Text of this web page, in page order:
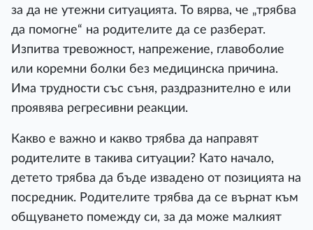
за да не утежни ситуацията. То вярва, че „трябва
да помогне“ на родителите да се разберат.
Изпитва тревожност, напрежение, главоболие
или коремни болки без медицинска причина.
Има трудности със съня, раздразнително е или
проявява регресивни реакции.
Какво е важно и какво трябва да направят
родителите в такива ситуации? Като начало,
детето трябва да бъде извадено от позицията на
посредник. Родителите трябва да се върнат към
общуването помежду си, за да може малкият